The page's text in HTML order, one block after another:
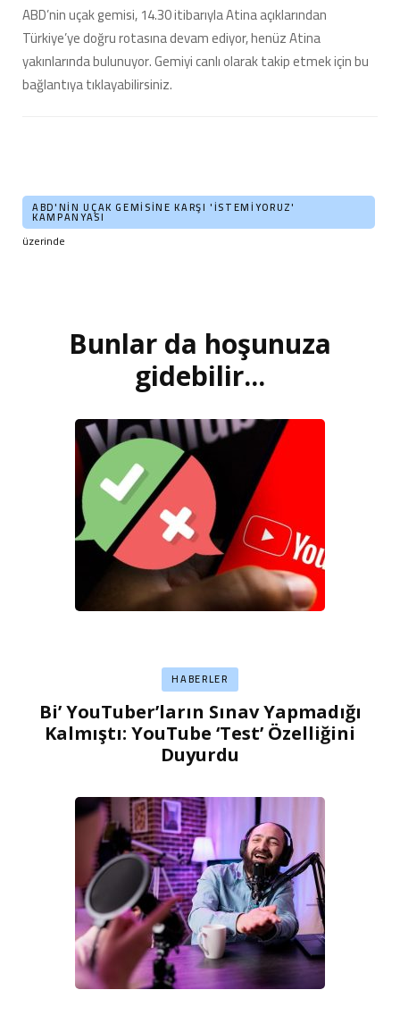
ABD’nin uçak gemisi, 14.30 itibarıyla Atina açıklarından
Türkiye’ye doğru rotasına devam ediyor, henüz Atina
yakınlarında bulunuyor. Gemiyi canlı olarak takip etmek için bu
bağlantıya tıklayabilirsiniz.
ABD'NIN UÇAK GEMISINE KARŞI 'İSTEMIYORUZ'
KAMPANYASI
üzerinde
Bunlar da hoşunuza
gidebilir...
HABERLER
Bi’ YouTuber’ların Sınav Yapmadığı
Kalmıştı: YouTube ‘Test’ Özelliğini
Duyurdu